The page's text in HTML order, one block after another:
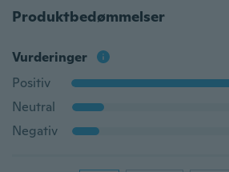
Produktbedømmelser
Vurderinger
Positiv
Neutral
Negativ